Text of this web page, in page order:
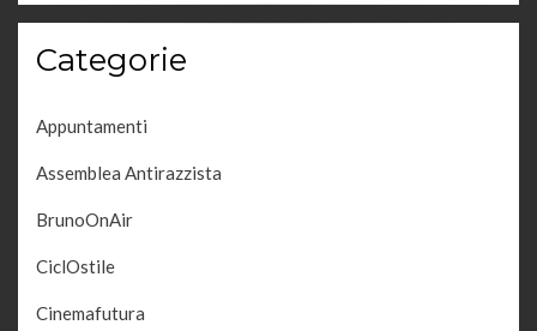
Categorie
Appuntamenti
Assemblea Antirazzista
BrunoOnAir
CiclOstile
Cinemafutura